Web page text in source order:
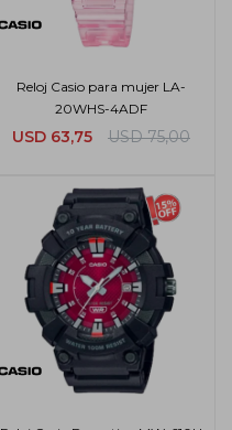
Reloj Casio para mujer LA-
20WHS-4ADF
USD 63,75 USD 75,00